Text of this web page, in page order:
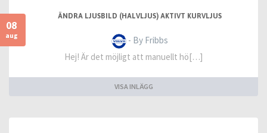
08
aug
ÄNDRA LJUSBILD (HALVLJUS) AKTIVT KURVLJUS
- By Fribbs
Hej! Är det möjligt att manuellt hö[…]
VISA INLÄGG